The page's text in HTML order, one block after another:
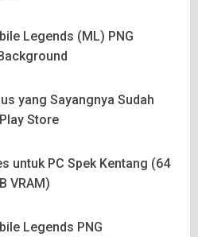
Legends (ML) PNG
yang Sayangnya Sudah
Store
untuk PC Spek Kentang (64
VRAM)
Legends PNG